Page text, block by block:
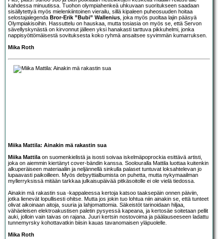
kahdessa minuutissa. Tuohon olympiahenkeä uhkuvaan suoritukseen saadaan
sisällytettyä myös mielenkiintoinen vierailu, sillä kipaleen puheosuuden hoitaa
selostajalegenda Bror-Erik ”Bubi” Wallenius , joka myös puoltaa lajin pääsyä
Olympiakisoihin. Hassuttelu on hauskaa, mutta tosiasia on myös se, että Servon
sävellyskynästä on kirvonnut jälleen yksi hanakasti tarttuva pikkuhelmi, jonka
nappisyöttömäisestä sovituksesta koko ryhmä ansaitsee syvimmän kumarruksen.
Mika Roth
Miika Mattila: Ainakin mä rakastin sua
Miika Mattila on suomenkielistä ja isosti soivaa iskelmäpoprockia esittävä artisti,
joka on aiemmin kiertänyt cover-bändin kanssa. Soolouralla Mattila luottaa kuitenkin
alkuperäiseen materiaaliin ja neljännellä sinkulla palaset tuntuvat loksahtelevan jo
lupaavasti paikoilleen. Myös debyyttialbumista on puhetta, mutta nykymaailman
myllerryksissä mitään tarkkaa julkaisupäivää pitkäsoitolle ei ole vielä tiedossa.
Ainakin mä rakastin sua -kappaleessa kertoja katsoo taaksepäin onnen päiviin,
jotka lienevät lopullisesti ohitse. Mutta jos jokin tuo lohtua niin ainakin se, että tunteet
olivat aikoinaan aitoja, suuria ja lahjomattomia. Säkeistöt tarinoidaan hiljaa,
vähäeleisen elektroakustisen paletin pysyessä kapeana, ja kertosäe soitetaan pellit
auki, jolloin vain taivas on rajana. Juuri kertsin nostovoima ja päälauseeseen ladattu
tunnemyrsky kohottavatkin biisin kauas tavanomaisen yläpuolelle.
Mika Roth